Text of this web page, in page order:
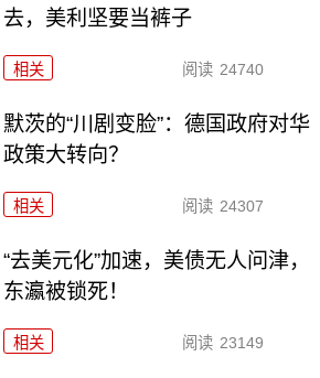
去，美利坚要当裤子
相关 阅读 24740
默茨的“川剧变脸”：德国政府对华
政策大转向？
相关 阅读 24307
“去美元化”加速，美债无人问津，
东瀛被锁死！
相关 阅读 23149